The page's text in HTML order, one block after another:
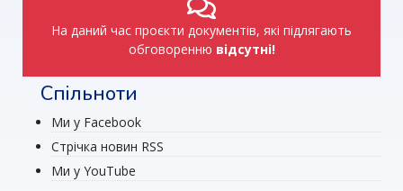
На даний час проєкти документів, які підлягають
обговоренню відсутні!
Спільноти
Ми у Facebook
Стрічка новин RSS
Ми у YouTube